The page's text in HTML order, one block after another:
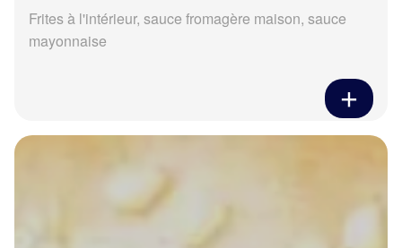
Frites à l'intérieur, sauce fromagère maison, sauce
mayonnaise